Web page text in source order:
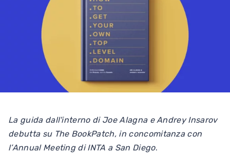
La guida dall'interno di Joe Alagna e Andrey Insarov
debutta su The BookPatch, in concomitanza con
l’Annual Meeting di INTA a San Diego.